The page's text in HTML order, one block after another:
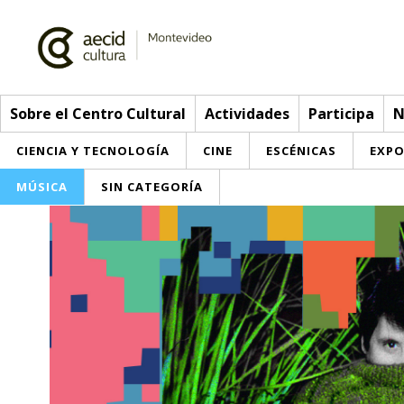
Sobre el Centro Cultural Actividades Participa
CIENCIA Y TECNOLOGÍA CINE ESCÉNICAS
MÚSICA SIN CATEGORÍA
Sobre el Centro Cultural
Red AECID
Instalaciones
Actividades
> Ir a Actividades
Esta semana
Participa
Envíanos tu propuesta
Buzón de sugerencias
Noticias